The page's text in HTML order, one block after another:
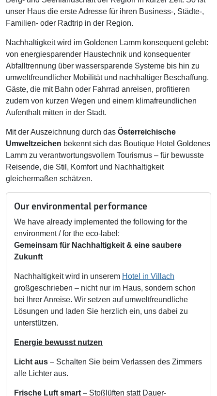
unser Haus die erste Adresse für ihren Business-, Städte-,
Familien- oder Radtrip in der Region.
Nachhaltigkeit wird im Goldenen Lamm konsequent gelebt:
von energiesparender Haustechnik und konsequenter
Abfalltrennung über wassersparende Systeme bis hin zu
umweltfreundlicher Mobilität und nachhaltiger Beschaffung.
Gäste, die mit Bahn oder Fahrrad anreisen, profitieren
zudem von kurzen Wegen und einem klimafreundlichen
Aufenthalt mitten in der Stadt.
Mit der Auszeichnung durch das Österreichische
Umweltzeichen bekennt sich das Boutique Hotel Goldenes
Lamm zu verantwortungsvollem Tourismus – für bewusste
Reisende, die Stil, Komfort und Nachhaltigkeit
gleichermaßen schätzen.
Our environmental performance
We have already implemented the following for the
environment / for the eco-label:
Gemeinsam für Nachhaltigkeit & eine saubere
Zukunft
Nachhaltigkeit wird in unserem Hotel in Villach
großgeschrieben – nicht nur im Haus, sondern schon
bei Ihrer Anreise. Wir setzen auf umweltfreundliche
Lösungen und laden Sie herzlich ein, uns dabei zu
unterstützen.
Energie bewusst nutzen
Licht aus – Schalten Sie beim Verlassen des Zimmers
alle Lichter aus.
Frische Luft smart – Stoßlüften statt Dauer-